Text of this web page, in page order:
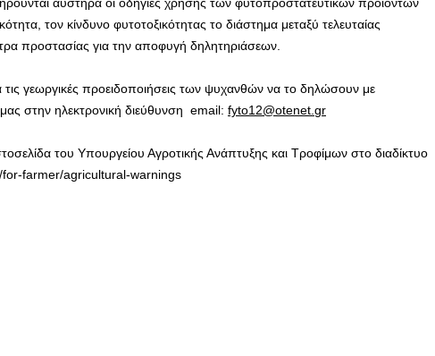
τον κίνδυνο φυτοτοξικότητας το διάστημα μεταξύ τελευταίας
προστασίας για την αποφυγή δηλητηριάσεων.
τις γεωργικές προειδοποιήσεις των ψυχανθών να το δηλώσουν με
στην ηλεκτρονική διεύθυνση email: fyto12@otenet gr
του Υπουργείου Αγροτικής Ανάπτυξης και Τροφίμων στο διαδίκτυο
farmer/agricultural-warnings